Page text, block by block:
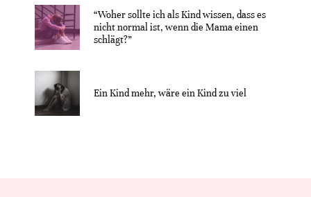
“Woher sollte ich als Kind wissen, dass es
nicht normal ist, wenn die Mama einen
schlägt?”
Ein Kind mehr, wäre ein Kind zu viel